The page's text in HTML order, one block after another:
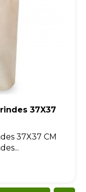
37X37
37X37 CM